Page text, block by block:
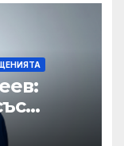
от